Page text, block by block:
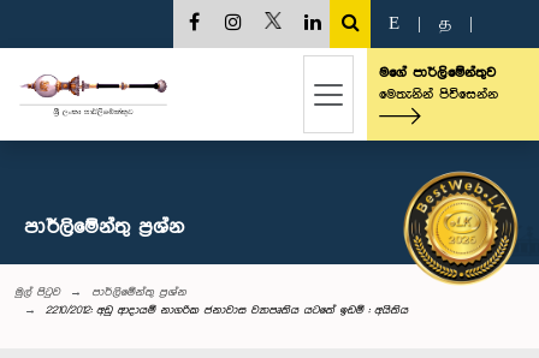
E த
මගේ පාර්ලිමේන්තුව
මෙතැනින් පිවිසෙන්න
පාර්ලි‌මේන්තු‌ ප්‍රශ්න
මුල් පිටුව
පාර්ලි‌මේන්තු‌ ප්‍රශ්න
2210/2012: අඩු ආදායම් නාගරික ජනාවාස ව්‍යාපෘතිය යටතේ ඉඩම් : අයිතිය